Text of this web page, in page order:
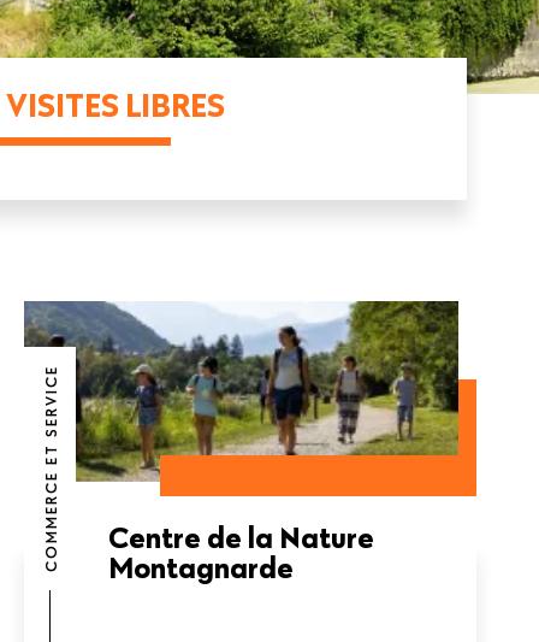
VISITES LIBRES
COMMERCE ET SERVICE
Centre de la Nature
Montagnarde